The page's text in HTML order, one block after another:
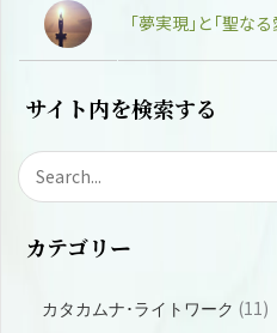
｢夢実現｣と｢聖な
サイト内を検索する
検
対
カテゴリー
カタカムナ･ライトワーク (11)